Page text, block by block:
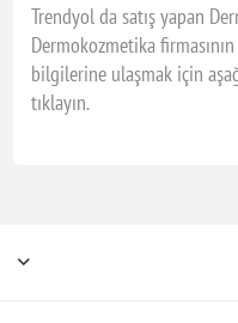
Trendyol da satış yapan
Dermokozmetika
bilgilerine ulaşmak için
tıklayın.